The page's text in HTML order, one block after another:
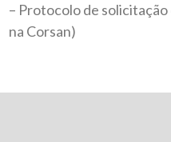
– Protocolo de
na Corsan)